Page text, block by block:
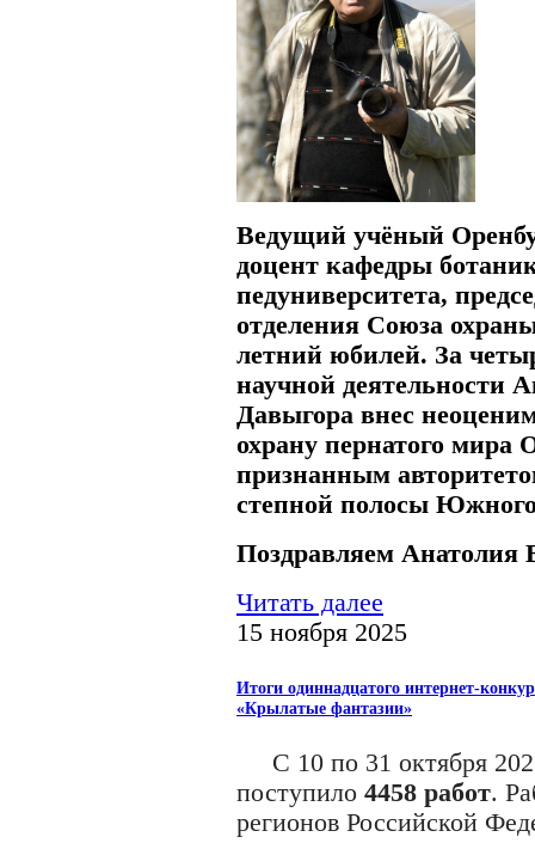
Ведущий учёный
доцент кафедры
педуниверситета,
отделения Союза
летний юбилей. За
научной деятельности
Давыгора внес
охрану пернатого мира
признанным
степной полосы
Поздравляем Анатолия
Читать далее
15 ноября 2025
Итоги одиннадцатого интернет-
«Крылатые фантазии»
С 10 по 31 октября
поступило 4458 работ.
регионов Российской